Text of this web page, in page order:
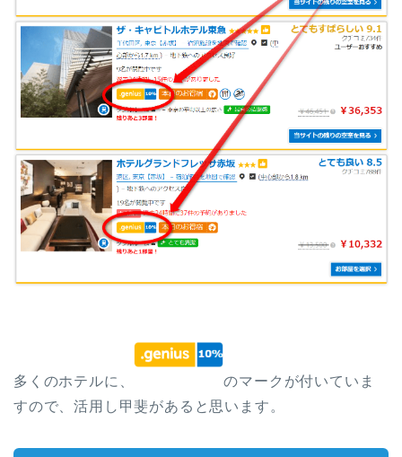
多くのホテルに、
のマークが付いていま
すので、活用し甲斐があると思います。